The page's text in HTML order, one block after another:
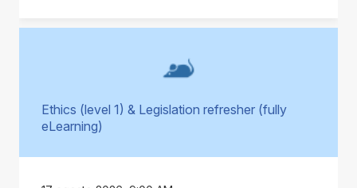
Ethics (level 1) & Legislation refresher (fully
eLearning)